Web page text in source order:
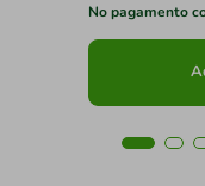
No pagamento